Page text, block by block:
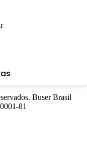
Buser Brasil
81